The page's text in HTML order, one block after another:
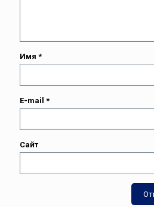
Имя *
E-mail *
Сайт